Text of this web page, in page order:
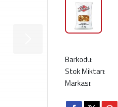
Barkodu:
Stok Miktarı:
Markası: